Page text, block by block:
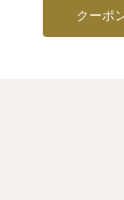
クーポ